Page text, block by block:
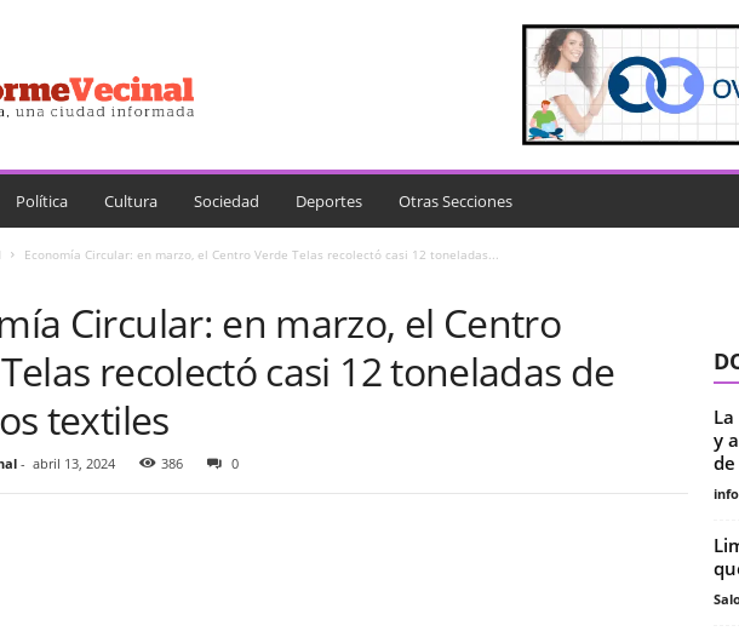
Política Cultura Sociedad Deportes Otras Secciones
Economía Circular: en marzo, el Centro Verde Telas recolectó casi 12 toneladas...
Circular: en marzo, el Centro
recolectó casi 12 toneladas de
textiles
- abril 13, 2024 386 0
y
de